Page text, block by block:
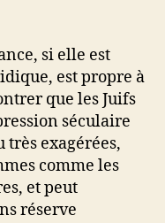
si elle est
est propre à
que les Juifs
séculaire
très exagérées,
comme les
et peut
réserve